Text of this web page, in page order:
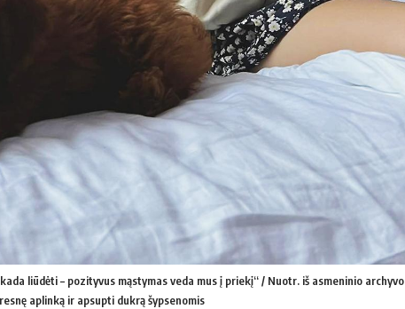
liūdėti – pozityvus mąstymas veda mus į priekį“ / Nuotr. iš asmeninio archyvo
aplinką ir apsupti dukrą šypsenomis